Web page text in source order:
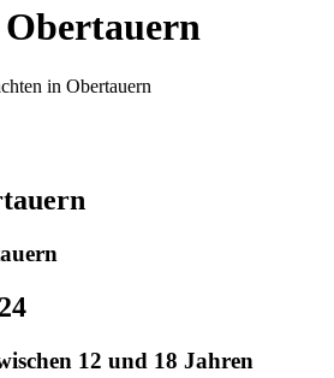
in Obertauern
12 und 18 Jahren